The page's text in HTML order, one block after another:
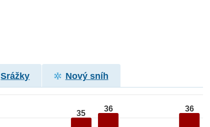
Srážky Nový sníh
35
36 36